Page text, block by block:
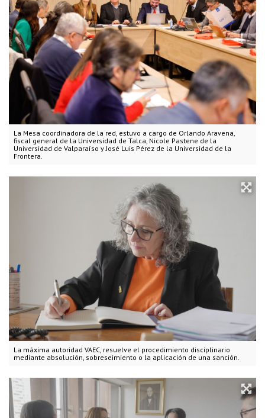
La Mesa coordinadora de la red, estuvo a cargo de Orlando Aravena,
fiscal general de la Universidad de Talca, Nicole Pastene de la
Universidad de Valparaíso y José Luis Pérez de la Universidad de la
Frontera.
La máxima autoridad VAEC, resuelve el procedimiento disciplinario
mediante absolución, sobreseimiento o la aplicación de una sanción.